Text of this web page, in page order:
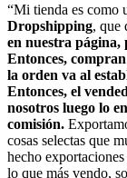
“Mi tienda es como
Dropshipping, que
en nuestra página,
Entonces,
la orden va al
Entonces, el
nosotros luego lo
comisión.
cosas selectas que
hecho
lo que más vendo,